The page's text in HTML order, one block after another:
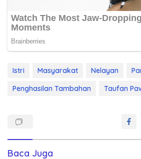
Istri Masyarakat Nelayan
Penghasilan Tambahan
Taufan
Baca Juga